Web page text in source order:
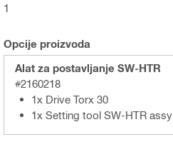
1
Opcije proizvoda
Alat za postavljanje SW-HTR
#2160218
1x Drive Torx 30
1x Setting tool SW-HTR assy